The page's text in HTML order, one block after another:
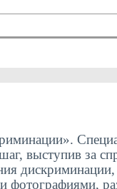
выступив за
дискриминации,